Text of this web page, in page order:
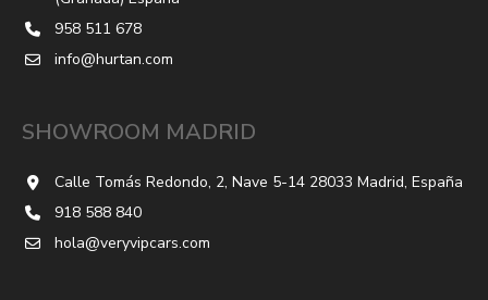
958 511 678
info@hurtan.com
SHOWROOM MADRID
Calle Tomás Redondo, 2, Nave 5-14 28033 Madrid, España
918 588 840
hola@veryvipcars.com